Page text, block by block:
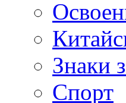
Знаки
Спорт